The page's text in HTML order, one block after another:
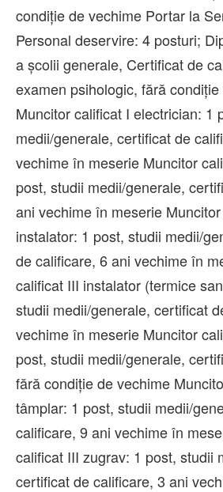
condiţie de vechime Portar la
Personal deservire: 4 posturi;
a școlii generale, Certificat de
examen psihologic, fără
Muncitor calificat I electrician: 1
medii/generale, certificat de
vechime în meserie Muncitor
post, studii medii/generale,
ani vechime în meserie
instalator: 1 post, studii medii/
de calificare, 6 ani vechime în
calificat III instalator (termice
studii medii/generale, certificat
vechime în meserie Muncitor
post, studii medii/generale,
fără condiție de vechime
tâmplar: 1 post, studii medii/
calificare, 9 ani vechime în
calificat III zugrav: 1 post, studii
certificat de calificare, 3 ani